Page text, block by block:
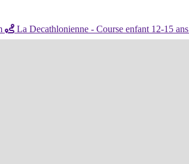
La Decathlonienne - Course enfant 12-15 ans